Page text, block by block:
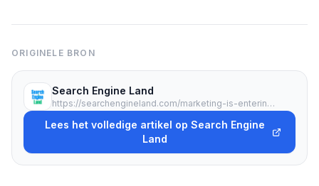
ORIGINELE BRON
Search Engine Land
https://searchengineland.com/marketing-is-entering-its-air-traffic-control-era-477242
Lees het volledige artikel op Search Engine
Land